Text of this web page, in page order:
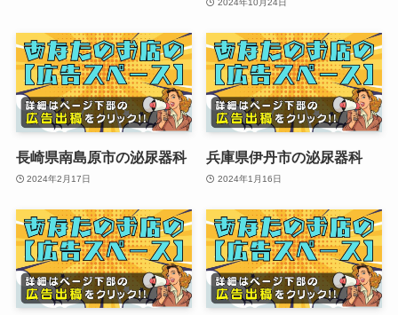
2024年10月24日
長崎県南島原市の泌尿器科
2024年2月17日
兵庫県伊丹市の泌尿器科
2024年1月16日